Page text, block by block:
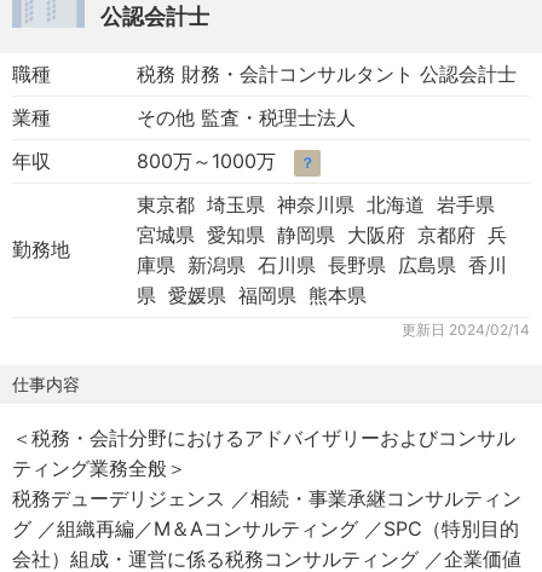
公認会計士
職種
税務 財務・会計コンサルタント 公認会計士
業種
その他 監査・税理士法人
年収
800万～1000万 ？
勤務地
東京都 埼玉県 神奈川県 北海道 岩手県
宮城県 愛知県 静岡県 大阪府 京都府 兵
庫県 新潟県 石川県 長野県 広島県 香川
県 愛媛県 福岡県 熊本県
更新日 2024/02/14
仕事内容
＜税務・会計分野におけるアドバイザリーおよびコンサル
ティング業務全般＞
税務デューデリジェンス ／相続・事業承継コンサルティン
グ ／組織再編／M＆Aコンサルティング ／SPC（特別目的
会社）組成・運営に係る税務コンサルティング ／企業価値